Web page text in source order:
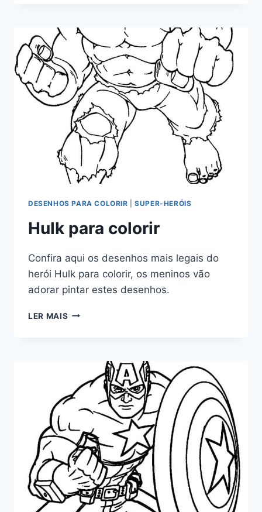
DESENHOS PARA COLORIR |SUPER-HERÓIS
Hulk para colorir
Confira aqui os desenhos mais legais do
herói Hulk para colorir, os meninos vão
adorar pintar estes desenhos.
LER MAIS HULK